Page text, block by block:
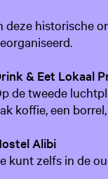
deze historische
& Eet Lokaal
de tweede
koffie, een
Alibi
kunt zelfs in de